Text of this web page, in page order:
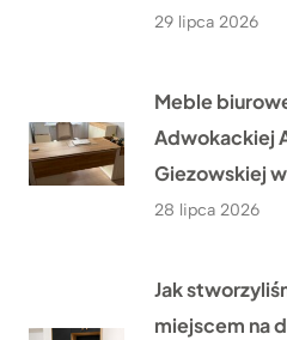
29 lipca 2026
Meble
Adwokackiej
Giezowskiej
28 lipca 2026
Jak
miejscem na